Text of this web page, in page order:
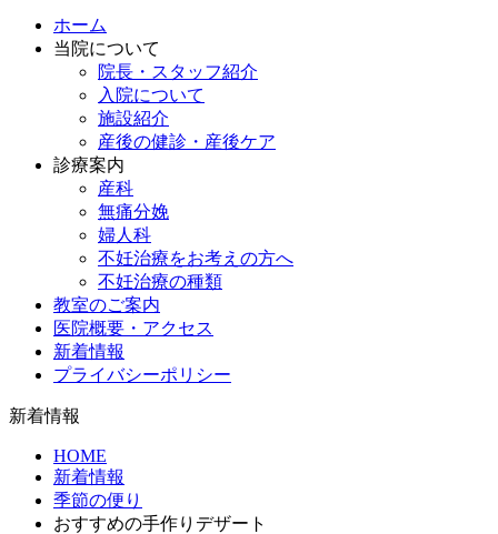
ホーム
当院について
院長・スタッフ紹介
入院について
施設紹介
産後の健診・産後ケア
診療案内
産科
無痛分娩
婦人科
不妊治療をお考えの方へ
不妊治療の種類
教室のご案内
医院概要・アクセス
新着情報
プライバシーポリシー
新着情報
HOME
新着情報
季節の便り
おすすめの手作りデザート